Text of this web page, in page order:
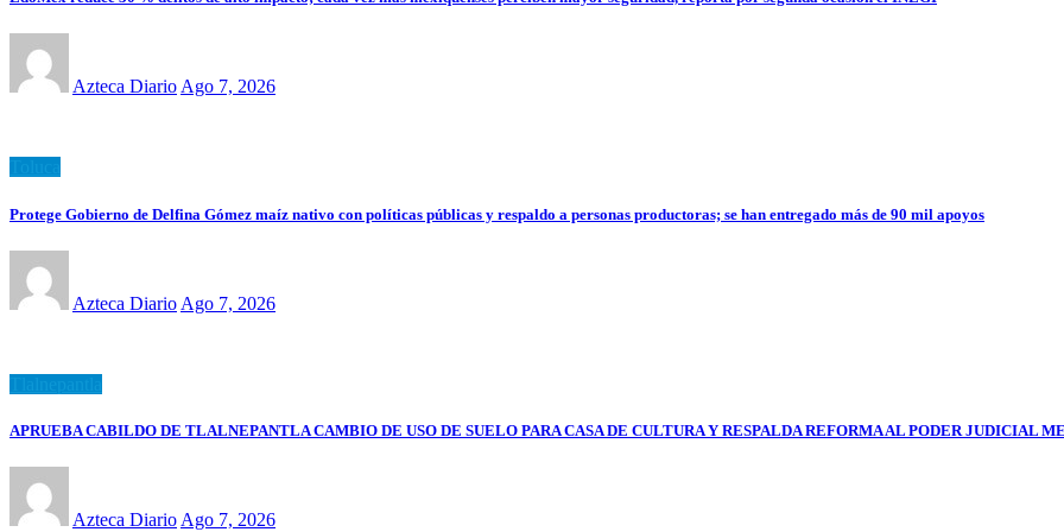
Azteca DiarioAgo 7, 2026
Protege Gobierno de Delfina Gómez maíz nativo con políticas públicas y respaldo a personas productoras; se han entregado más de 90 mil apoyos
Azteca Diario Ago 7, 2026
APRUEBA CABILDO DE TLALNEPANTLA CAMBIO DE USO DE SUELO PARA CASA DE CULTURA Y RESPALDA REFORMA AL PODER JUDICIAL
Azteca Diario Ago 7, 2026